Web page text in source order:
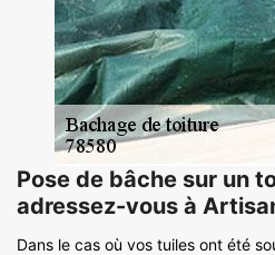
Pose de bâche sur un
adressez-vous à
Dans le cas où vos tuiles ont été